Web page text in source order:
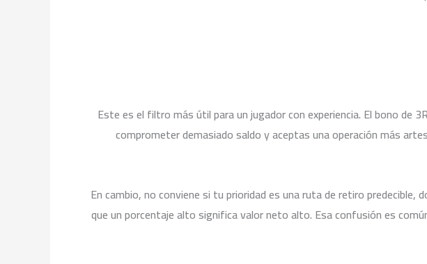
Este es el filtro más útil para un jugador con experiencia. El bono de
comprometer demasiado saldo y aceptas una operación más
En cambio, no conviene si tu prioridad es una ruta de retiro
que un porcentaje alto significa valor neto alto. Esa confusión es